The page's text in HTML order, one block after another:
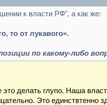
к власти РФ", а как же:
то от лукавого».
по какому-либо
делать глупо. Наша
Это единствтенно